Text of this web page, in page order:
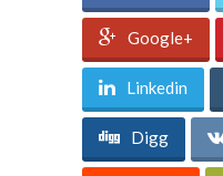
Google+
Linkedin
Digg